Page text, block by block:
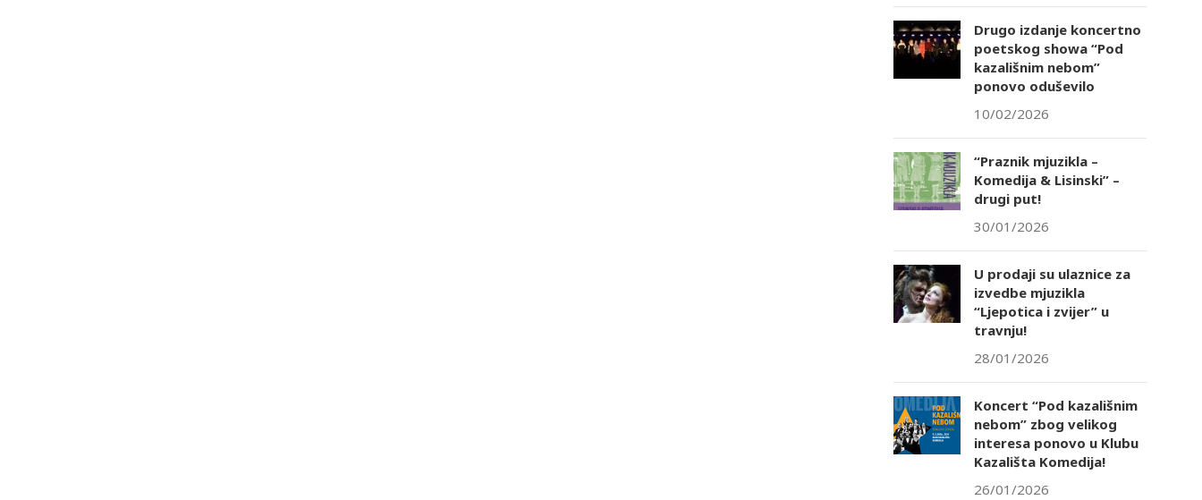
Drugo izdanje koncertno
poetskog showa “Pod
kazališnim nebom”
ponovo oduševilo
10/02/2026
“Praznik mjuzikla –
Komedija & Lisinski” –
drugi put!
30/01/2026
U prodaji su ulaznice za
izvedbe mjuzikla
“Ljepotica i zvijer” u
travnju!
28/01/2026
Koncert “Pod kazališnim
nebom” zbog velikog
interesa ponovo u Klubu
Kazališta Komedija!
26/01/2026